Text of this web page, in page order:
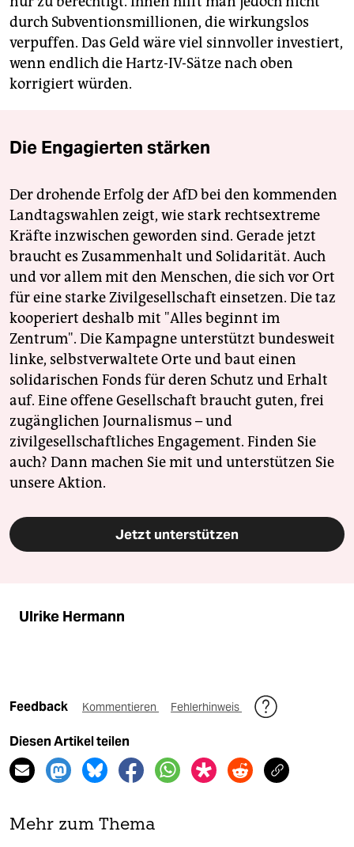
durch Subventionsmillionen, die wirkungslos
verpuffen. Das Geld wäre viel sinnvoller investiert,
wenn endlich die Hartz-IV-Sätze nach oben
korrigiert würden.
Die Engagierten stärken
Der drohende Erfolg der AfD bei den kommenden
Landtagswahlen zeigt, wie stark rechtsextreme
Kräfte inzwischen geworden sind. Gerade jetzt
braucht es Zusammenhalt und Solidarität. Auch
und vor allem mit den Menschen, die sich vor Ort
für eine starke Zivilgesellschaft einsetzen. Die taz
kooperiert deshalb mit "Alles beginnt im
Zentrum". Die Kampagne unterstützt bundesweit
linke, selbstverwaltete Orte und baut einen
solidarischen Fonds für deren Schutz und Erhalt
auf. Eine offene Gesellschaft braucht guten, frei
zugänglichen Journalismus – und
zivilgesellschaftliches Engagement. Finden Sie
auch? Dann machen Sie mit und unterstützen Sie
unsere Aktion.
Jetzt unterstützen
Ulrike Hermann
Feedback Kommentieren Fehlerhinweis
Diesen Artikel teilen
Mehr zum Thema